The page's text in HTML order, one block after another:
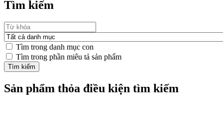
Tìm kiếm
Tìm trong danh mục con
Tìm trong phần miêu tả sản phẩm
Sản phẩm thỏa điều kiện tìm kiếm